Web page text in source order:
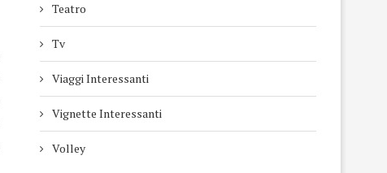
Teatro
Tv
Viaggi Interessanti
Vignette Interessanti
Volley